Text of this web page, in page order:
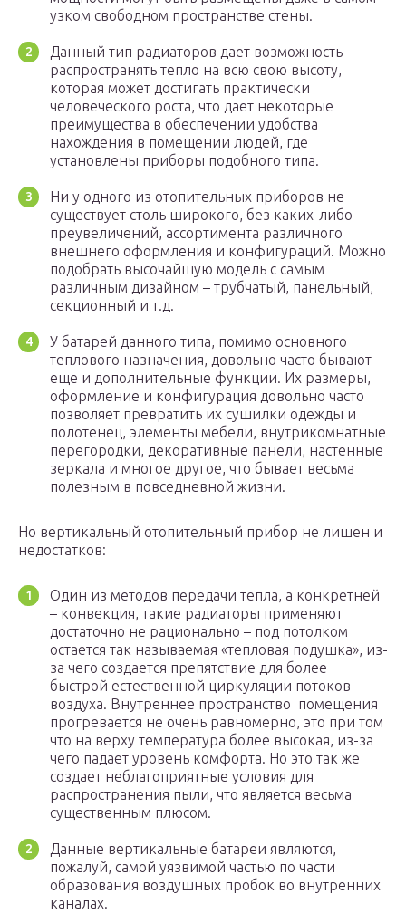
узком свободном пространстве стены.
Данный тип радиаторов дает возможность
распространять тепло на всю свою высоту,
которая может достигать практически
человеческого роста, что дает некоторые
преимущества в обеспечении удобства
нахождения в помещении людей, где
установлены приборы подобного типа.
Ни у одного из отопительных приборов не
существует столь широкого, без каких-либо
преувеличений, ассортимента различного
внешнего оформления и конфигураций. Можно
подобрать высочайшую модель с самым
различным дизайном – трубчатый, панельный,
секционный и т.д.
У батарей данного типа, помимо основного
теплового назначения, довольно часто бывают
еще и дополнительные функции. Их размеры,
оформление и конфигурация довольно часто
позволяет превратить их сушилки одежды и
полотенец, элементы мебели, внутрикомнатные
перегородки, декоративные панели, настенные
зеркала и многое другое, что бывает весьма
полезным в повседневной жизни.
Но вертикальный отопительный прибор не лишен и
недостатков:
Один из методов передачи тепла, а конкретней
– конвекция, такие радиаторы применяют
достаточно не рационально – под потолком
остается так называемая «тепловая подушка», из-
за чего создается препятствие для более
быстрой естественной циркуляции потоков
воздуха. Внутреннее пространство помещения
прогревается не очень равномерно, это при том
что на верху температура более высокая, из-за
чего падает уровень комфорта. Но это так же
создает неблагоприятные условия для
распространения пыли, что является весьма
существенным плюсом.
Данные вертикальные батареи являются,
пожалуй, самой уязвимой частью по части
образования воздушных пробок во внутренних
каналах.